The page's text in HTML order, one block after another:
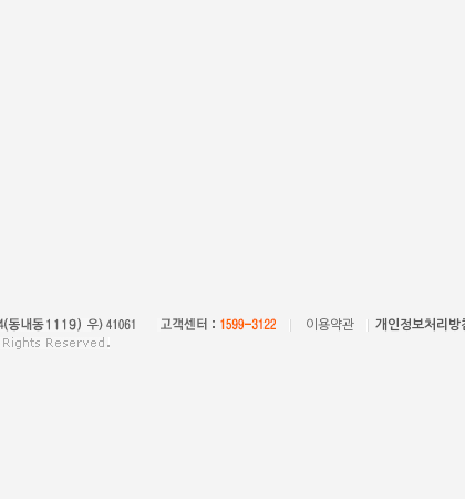
이용약관 개인정보처리방